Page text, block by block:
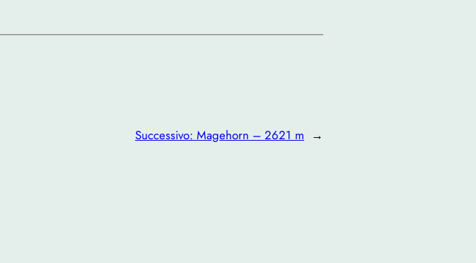
Successivo: Magehorn – 2621 m →